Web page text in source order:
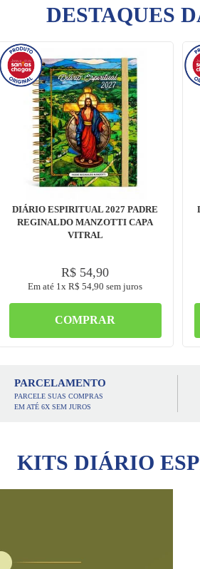
DESTAQUES
DIÁRIO ESPIRITUAL 2027 PADRE
REGINALDO MANZOTTI CAPA
VITRAL
R$ 54,90
Em até 1xR$ 54,90 sem juros
COMPRAR
PARCELAMENTO
PARCELE SUAS COMPRAS
EM ATÉ 6X SEM JUROS
KITS DIÁRIO